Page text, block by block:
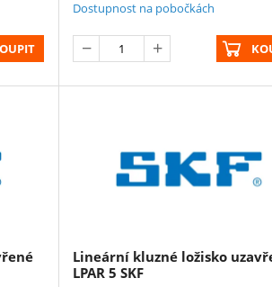
Dostupnost na pobočkách
Lineární kluzné ložisko
LPAR 5 SKF